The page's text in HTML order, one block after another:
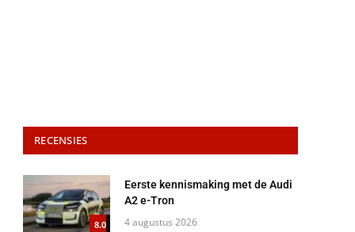
RECENSIES
8.0
Eerste kennismaking met de Audi
A2 e-Tron
4 augustus 2026